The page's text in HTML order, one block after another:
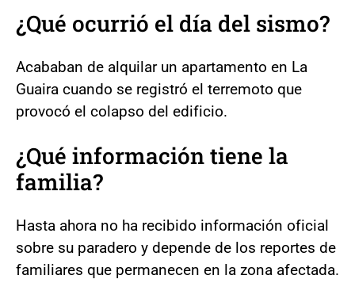
¿Qué ocurrió el día del sismo?
Acababan de alquilar un apartamento en La
Guaira cuando se registró el terremoto que
provocó el colapso del edificio.
¿Qué información tiene la
familia?
Hasta ahora no ha recibido información oficial
sobre su paradero y depende de los reportes de
familiares que permanecen en la zona afectada.